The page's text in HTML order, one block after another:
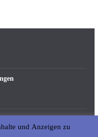
und Anzeigen zu